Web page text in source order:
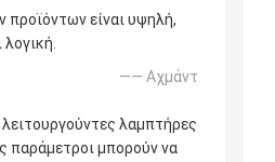
προϊόντων είναι υψηλή,
λογική.
—— Αχμάντ
λαμπτήρες
παράμετροι μπορούν να